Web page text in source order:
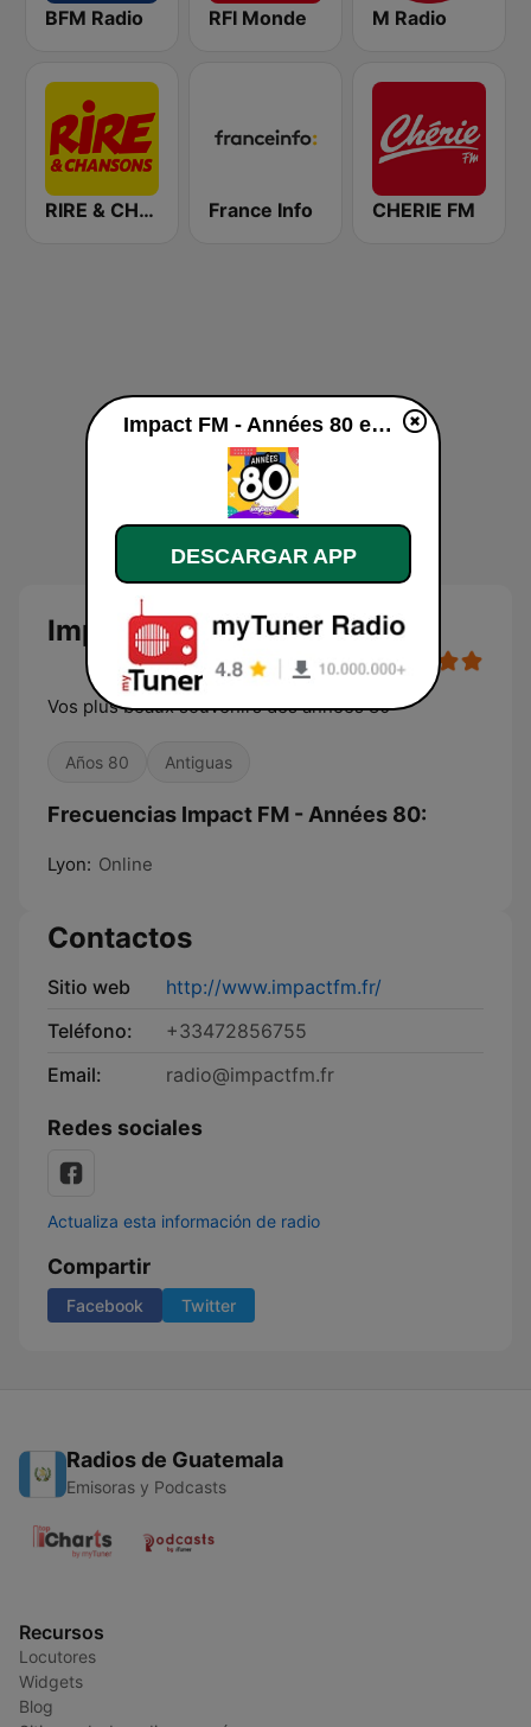
BFM Radio RFI Monde M Radio
RIRE & CHANSONS France Info CHERIE FM
Impact FM - Années 80
Vos plus beaux souvenirs des années 80
Años 80 Antiguas
Frecuencias Impact FM - Années 80:
Lyon: Online
Contactos
Sitio web
http://www.impactfm.fr/
Teléfono:
+33472856755
Email:
radio@impactfm.fr
Redes sociales
Actualiza esta información de radio
Compartir
Facebook Twitter
Radios de Guatemala
Emisoras y Podcasts
Recursos
Locutores
Widgets
Blog
Impact FM - Années 80 en línea
DESCARGAR APP